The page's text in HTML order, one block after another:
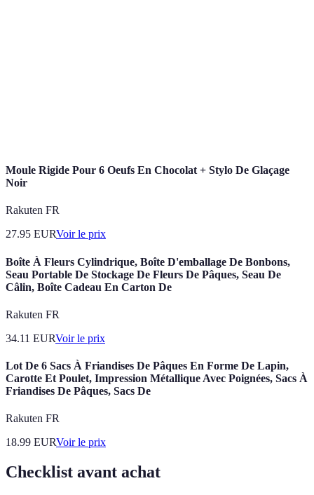
Moule Rigide Pour 6 Oeufs En Chocolat + Stylo De Glaçage
Noir
Rakuten FR
27.95 EURVoir le prix
Boîte À Fleurs Cylindrique, Boîte D'emballage De Bonbons,
Seau Portable De Stockage De Fleurs De Pâques, Seau De
Câlin, Boîte Cadeau En Carton De
Rakuten FR
34.11 EURVoir le prix
Lot De 6 Sacs À Friandises De Pâques En Forme De Lapin,
Carotte Et Poulet, Impression Métallique Avec Poignées, Sacs À
Friandises De Pâques, Sacs De
Rakuten FR
18.99 EURVoir le prix
Checklist avant achat